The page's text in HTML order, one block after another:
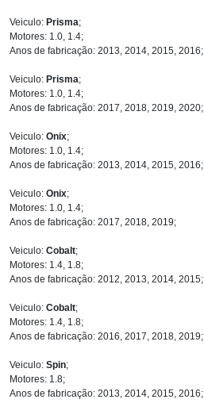
Veiculo: Prisma;
Motores: 1.0, 1.4;
Anos de fabricação: 2013, 2014, 2015, 2016;
Veiculo: Prisma;
Motores: 1.0, 1.4;
Anos de fabricação: 2017, 2018, 2019, 2020;
Veiculo: Onix;
Motores: 1.0, 1.4;
Anos de fabricação: 2013, 2014, 2015, 2016;
Veiculo: Onix;
Motores: 1.0, 1.4;
Anos de fabricação: 2017, 2018, 2019;
Veiculo: Cobalt;
Motores: 1.4, 1.8;
Anos de fabricação: 2012, 2013, 2014, 2015;
Veiculo: Cobalt;
Motores: 1.4, 1.8;
Anos de fabricação: 2016, 2017, 2018, 2019;
Veiculo: Spin;
Motores: 1.8;
Anos de fabricação: 2013, 2014, 2015, 2016;